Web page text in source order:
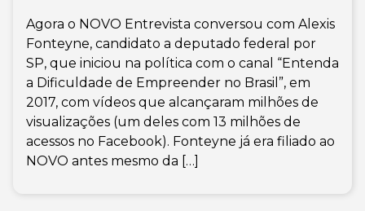
Agora o NOVO Entrevista conversou com Alexis
Fonteyne, candidato a deputado federal por
SP, que iniciou na política com o canal “Entenda
a Dificuldade de Empreender no Brasil”, em
2017, com vídeos que alcançaram milhões de
visualizações (um deles com 13 milhões de
acessos no Facebook). Fonteyne já era filiado ao
NOVO antes mesmo da […]